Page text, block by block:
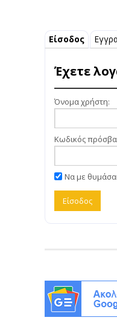
Είσοδος
Έχετε
Όνομα χρήστη:
Κωδικός
Να με